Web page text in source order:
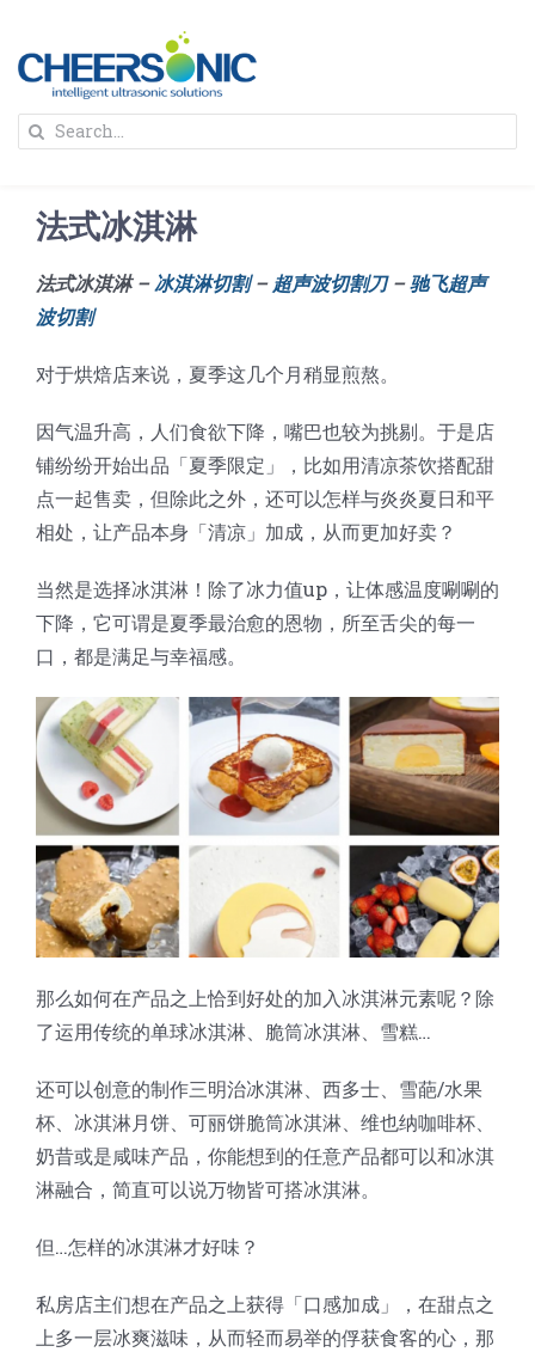
content
解决方案
蛋糕切割机
蛋糕切块机
三角蛋糕切割机
圆形奶酪切片
条状奶酪切片
挤出奶酪切片
三明治/披萨/寿司切割
三明治切割机
寿司切割机
常温面团切割
冷冻面团切割
牛轧糖切割
阿胶糕切片
谷物棒切割
宠物食品
超声波设备
关于我们
Search
法式冰淇淋
法式冰淇淋 –冰淇淋切割– 超声波切割刀–驰飞超声
波切割
对于烘焙店来说，夏季这几个月稍显煎熬。
因气温升高，人们食欲下降，嘴巴也较为挑剔。于是店
铺纷纷开始出品「夏季限定」，比如用清凉茶饮搭配甜
点一起售卖，但除此之外，还可以怎样与炎炎夏日和平
相处，让产品本身「清凉」加成，从而更加好卖？
当然是选择冰淇淋！除了冰力值up，让体感温度唰唰的
下降，它可谓是夏季最治愈的恩物，所至舌尖的每一
口，都是满足与幸福感。
那么如何在产品之上恰到好处的加入冰淇淋元素呢？除
了运用传统的单球冰淇淋、脆筒冰淇淋、雪糕…
还可以创意的制作三明治冰淇淋、西多士、雪葩/水果
杯、冰淇淋月饼、可丽饼脆筒冰淇淋、维也纳咖啡杯、
奶昔或是咸味产品，你能想到的任意产品都可以和冰淇
淋融合，简直可以说万物皆可搭冰淇淋。
但…怎样的冰淇淋才好味？
私房店主们想在产品之上获得「口感加成」，在甜点之
上多一层冰爽滋味，从而轻而易举的俘获食客的心，那